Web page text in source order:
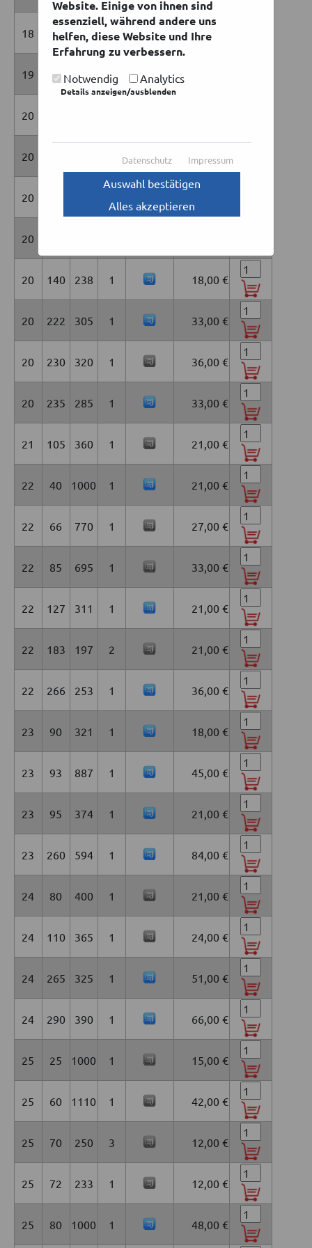
18 285 365 1 45,00 €
19 90 340 1
20
20 33,00 €
20
20
20 140 238 1 18,00 €
20 222 305 1 33,00 €
20 230 320 1 36,00 €
20 235 285 1 33,00 €
21 105 360 1 21,00 €
22 40 1000 1 21,00 €
22 66 770 1 27,00 €
22 85 695 1 33,00 €
22 127 311 1 21,00 €
22 183 197 2 21,00 €
22 266 253 1 36,00 €
23 90 321 1 18,00 €
23 93 887 1 45,00 €
23 95 374 1 21,00 €
23 260 594 1 84,00 €
24 80 400 1 21,00 €
24 110 365 1 24,00 €
24 265 325 1 51,00 €
24 290 390 1 66,00 €
25 25 1000 1 15,00 €
25 60 1110 1 42,00 €
25 70 250 3 12,00 €
25 72 233 1 12,00 €
25 80 1000 1 48,00 €
Website. Einige von ihnen sind
essenziell, während andere uns
helfen, diese Website und Ihre
Erfahrung zu verbessern.
Notwendig Analytics
Details anzeigen/ausblenden
Datenschutz Impressum
Auswahl bestätigen
Alles akzeptieren